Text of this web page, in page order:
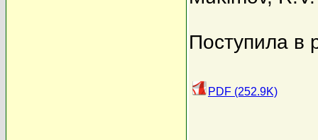
Поступила в
PDF (252.9K)